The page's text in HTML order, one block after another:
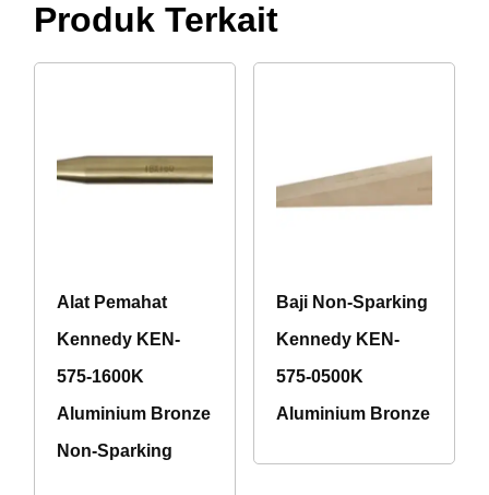
Produk Terkait
Alat Pemahat
Kennedy KEN-
575-1600K
Aluminium Bronze
Non-Sparking
Baji Non-Sparking
Kennedy KEN-
575-0500K
Aluminium Bronze